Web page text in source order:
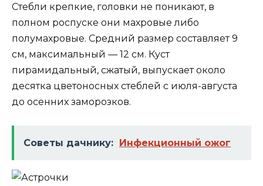
Стебли крепкие, головки не поникают, в
полном роспуске они махровые либо
полумахровые. Средний размер составляет 9
см, максимальный — 12 см. Куст
пирамидальный, сжатый, выпускает около
десятка цветоносных стеблей с июля-августа
до осенних заморозков.
Советы дачнику: Инфекционный ожог